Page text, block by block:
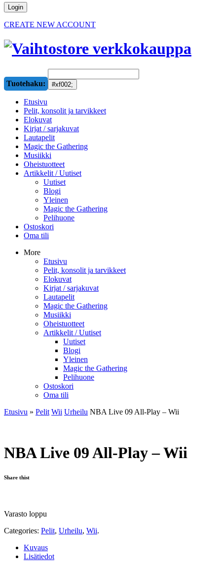
CREATE NEW ACCOUNT
Tuotehaku:
Etusivu
Pelit, konsolit ja tarvikkeet
Elokuvat
Kirjat / sarjakuvat
Lautapelit
Magic the Gathering
Musiikki
Oheistuotteet
Artikkelit / Uutiset
Uutiset
Blogi
Yleinen
Magic the Gathering
Pelihuone
Ostoskori
Oma tili
More
Etusivu
Pelit, konsolit ja tarvikkeet
Elokuvat
Kirjat / sarjakuvat
Lautapelit
Magic the Gathering
Musiikki
Oheistuotteet
Artikkelit / Uutiset
Uutiset
Blogi
Yleinen
Magic the Gathering
Pelihuone
Ostoskori
Oma tili
Etusivu » Pelit Wii Urheilu NBA Live 09 All-Play – Wii
NBA Live 09 All-Play – Wii
Share thist
Varasto loppu
Categories: Pelit, Urheilu, Wii.
Kuvaus
Lisätiedot